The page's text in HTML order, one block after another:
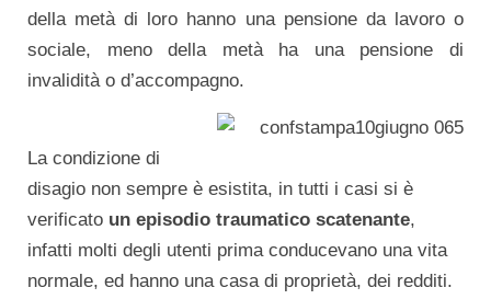
della metà di loro hanno una pensione da lavoro o
sociale, meno della metà ha una pensione di
invalidità o d’accompagno.
La condizione di
disagio non sempre è esistita, in tutti i casi si è
verificato un episodio traumatico scatenante,
infatti molti degli utenti prima conducevano una vita
normale, ed hanno una casa di proprietà, dei redditi.